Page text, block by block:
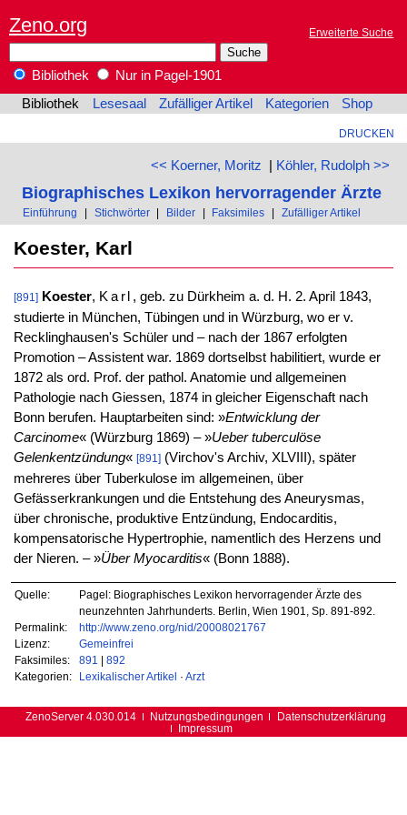
Zeno.org Erweiterte Suche
Bibliothek
Nur in Pagel-1901
Bibliothek
Lesesaal Zufälliger Artikel Kategorien Shop
DRUCKEN
<< Koerner, Moritz | Köhler, Rudolph >>
Biographisches Lexikon hervorragender Ärzte
Einführung | Stichwörter | Bilder | Faksimiles | Zufälliger Artikel
Koester, Karl
[891] Koester, Karl , geb. zu Dürkheim a. d. H. 2. April 1843,
studierte in München, Tübingen und in Würzburg, wo er v.
Recklinghausen's Schüler und – nach der 1867 erfolgten
Promotion – Assistent war. 1869 dortselbst habilitiert, wurde er
1872 als ord. Prof. der pathol. Anatomie und allgemeinen
Pathologie nach Giessen, 1874 in gleicher Eigenschaft nach
Bonn berufen. Hauptarbeiten sind: »Entwicklung der
Carcinome« (Würzburg 1869) – »Ueber tuberculöse
Gelenkentzündung« [891](Virchov's Archiv, XLVIII), später
mehreres über Tuberkulose im allgemeinen, über
Gefässerkrankungen und die Entstehung des Aneurysmas,
über chronische, produktive Entzündung, Endocarditis,
kompensatorische Hypertrophie, namentlich des Herzens und
der Nieren. – »Über Myocarditis« (Bonn 1888).
Quelle:
Pagel: Biographisches Lexikon hervorragender Ärzte des
neunzehnten Jahrhunderts. Berlin, Wien 1901, Sp. 891-892.
Permalink:
http://www.zeno.org/nid/20008021767
Lizenz:
Gemeinfrei
Faksimiles:
891
892
Kategorien:
Lexikalischer Artikel · Arzt
ZenoServer 4.030.014 Nutzungsbedingungen
Datenschutzerklärung
Impressum